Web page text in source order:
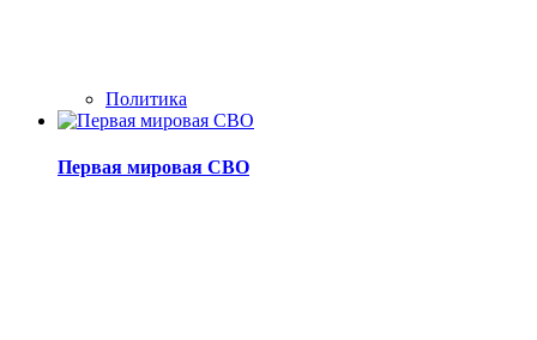
Политика
Первая мировая СВО